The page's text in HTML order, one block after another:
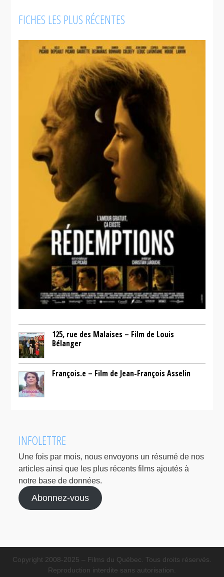
FICHES LES PLUS RÉCENTES
125, rue des Malaises – Film de Louis
Bélanger
François.e – Film de Jean-François Asselin
INFOLETTRE
Une fois par mois, nous envoyons un résumé de nos
articles ainsi que les plus récents films ajoutés à
notre base de données.
Abonnez-vous
Copyright 2008-2025 – Films du Québec. Tous droits réservés.
Reproduction interdite sans autorisation.